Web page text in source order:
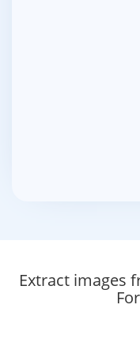
Extract images